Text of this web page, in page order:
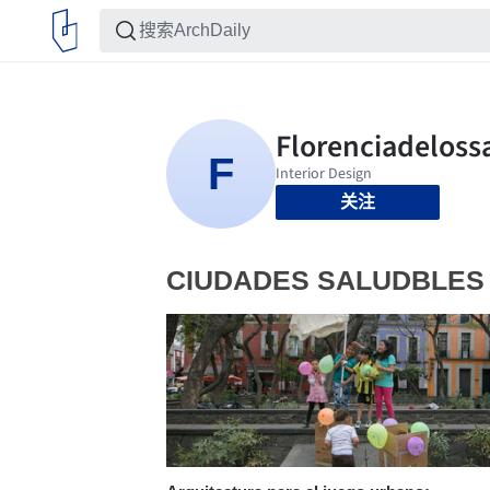
关注
CIUDADES SALUDBLES